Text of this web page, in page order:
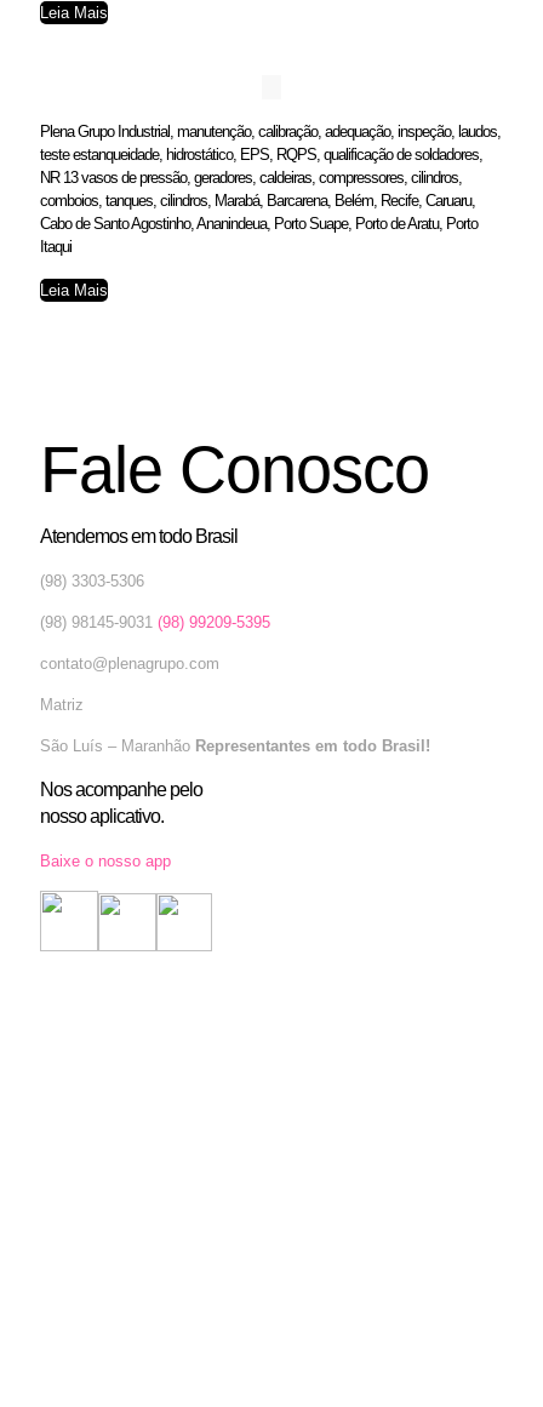
Leia Mais
Plena Grupo Industrial, manutenção, calibração, adequação, inspeção, laudos,
teste estanqueidade, hidrostático, EPS, RQPS, qualificação de soldadores,
NR 13 vasos de pressão, geradores, caldeiras, compressores, cilindros,
comboios, tanques, cilindros, Marabá, Barcarena, Belém, Recife, Caruaru,
Cabo de Santo Agostinho, Ananindeua, Porto Suape, Porto de Aratu, Porto
Itaqui
Leia Mais
Fale Conosco
Atendemos em todo Brasil
(98) 3303-5306
(98) 98145-9031 (98) 99209-5395
contato@plenagrupo.com
Matriz
São Luís – Maranhão Representantes em todo Brasil!
Nos acompanhe pelo
nosso aplicativo.
Baixe o nosso app